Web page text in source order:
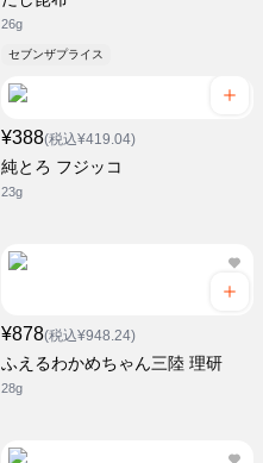
26g
セブンザプライス
¥388(税込¥419.04)
純とろ フジッコ
23g
¥878(税込¥948.24)
ふえるわかめちゃん三陸 理研
28g